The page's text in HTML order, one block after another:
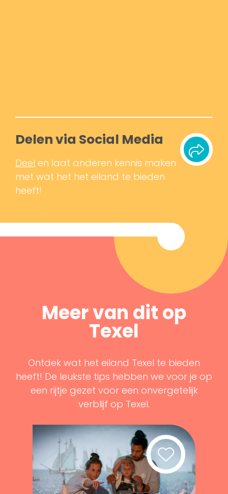
Delen via Social Media
Deel en laat anderen kennis maken
met wat het het eiland te bieden
heeft!
Meer van dit op
Texel
Ontdek wat het eiland Texel te bieden
heeft! De leukste tips hebben we voor je op
een rijtje gezet voor een onvergetelijk
verblijf op Texel.